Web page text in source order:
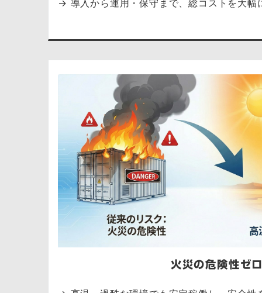
→ 導入から運用・保守まで、総コストを大幅
火災の危険性ゼ